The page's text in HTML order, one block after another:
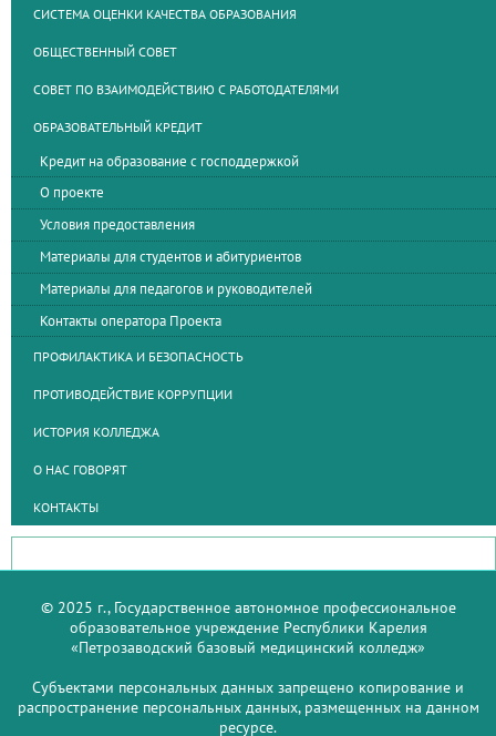
СИСТЕМА ОЦЕНКИ КАЧЕСТВА ОБРАЗОВАНИЯ
ОБЩЕСТВЕННЫЙ СОВЕТ
СОВЕТ ПО ВЗАИМОДЕЙСТВИЮ С РАБОТОДАТЕЛЯМИ
ОБРАЗОВАТЕЛЬНЫЙ КРЕДИТ
Кредит на образование с господдержкой
О проекте
Условия предоставления
Материалы для студентов и абитуриентов
Материалы для педагогов и руководителей
Контакты оператора Проекта
ПРОФИЛАКТИКА И БЕЗОПАСНОСТЬ
ПРОТИВОДЕЙСТВИЕ КОРРУПЦИИ
ИСТОРИЯ КОЛЛЕДЖА
О НАС ГОВОРЯТ
КОНТАКТЫ
© 2025 г., Государственное автономное профессиональное
образовательное учреждение Республики Карелия
«Петрозаводский базовый медицинский колледж»
Субъектами персональных данных запрещено копирование и
распространение персональных данных, размещенных на данном
ресурсе.